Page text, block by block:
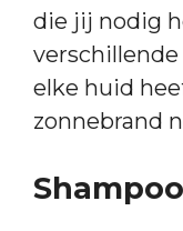
die jij nodig
elke huid
zonnebrand